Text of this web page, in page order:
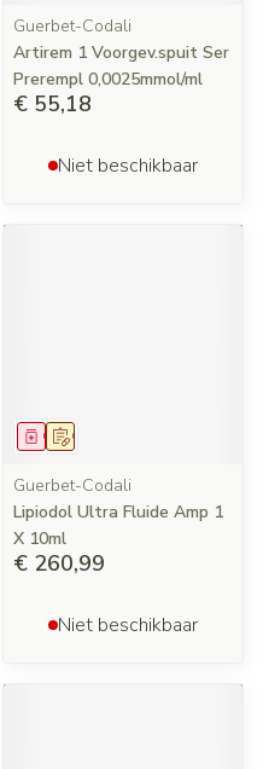
Guerbet-Codali
Artirem 1 Voorgev.spuit Ser
Prerempl 0,0025mmol/ml
€ 55,18
Niet beschikbaar
Op voorschrift
Geneesmiddel
Guerbet-Codali
Lipiodol Ultra Fluide Amp 1
X 10ml
€ 260,99
Niet beschikbaar